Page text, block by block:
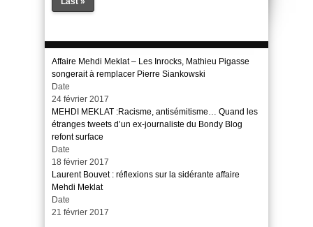
Affaire Mehdi Meklat – Les Inrocks, Mathieu Pigasse
songerait à remplacer Pierre Siankowski
Date
24 février 2017
MEHDI MEKLAT :Racisme, antisémitisme… Quand les
étranges tweets d’un ex-journaliste du Bondy Blog
refont surface
Date
18 février 2017
Laurent Bouvet : réflexions sur la sidérante affaire
Mehdi Meklat
Date
21 février 2017